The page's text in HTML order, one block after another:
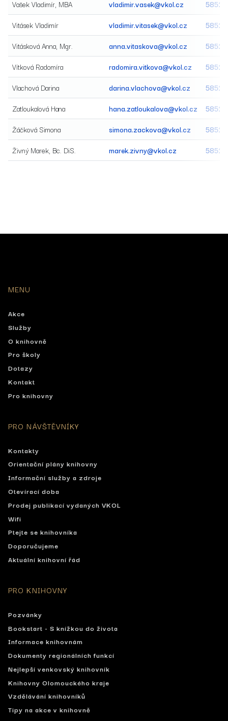
Vašek Vladimír, MBA
vladimir.vasek@vkol.cz
Vitásek Vladimír
vladimir.vitasek@vkol.cz
Vitásková Anna, Mgr.
anna.vitaskova@vkol.cz
Vítková Radomíra
radomira.vitkova@vkol.cz
Vlachová Darina
darina.vlachova@vkol.cz
Zatloukalová Hana
hana.zatloukalova@vkol.cz
Žáčková Simona
simona.zackova@vkol.cz
Živný Marek, Bc. DiS.
marek.zivny@vkol.cz
MENU
Akce
Služby
O knihovně
Pro školy
Dotazy
Kontakt
Pro knihovny
PRO NÁVŠTĚVNÍKY
Kontakty
Orientační plány knihovny
Informační služby a zdroje
Otevírací doba
Prodej publikací vydaných VKOL
Wifi
Ptejte se knihovníka
Doporučujeme
Aktuální knihovní řád
PRO KNIHOVNY
Pozvánky
Bookstart - S knížkou do života
Informace knihovnám
Dokumenty regionálních funkcí
Nejlepší venkovský knihovník
Knihovny Olomouckého kraje
Vzdělávání knihovníků
Tipy na akce v knihovně